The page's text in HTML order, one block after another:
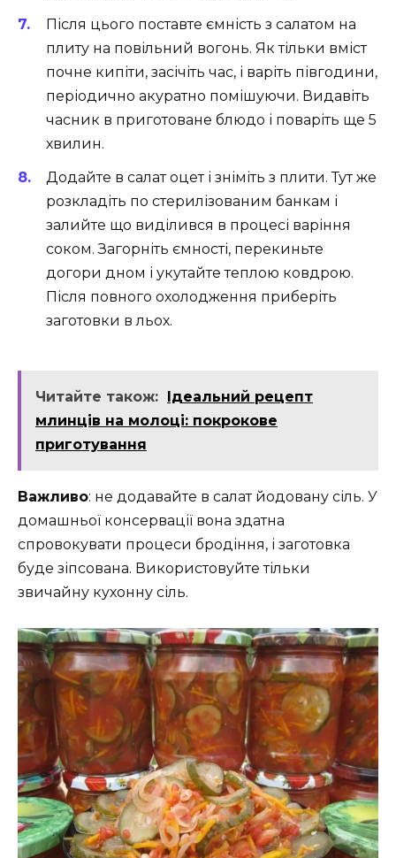
Після цього поставте ємність з салатом на
плиту на повільний вогонь. Як тільки вміст
почне кипіти, засічіть час, і варіть півгодини,
періодично акуратно помішуючи. Видавіть
часник в приготоване блюдо і поваріть ще 5
хвилин.
Додайте в салат оцет і зніміть з плити. Тут же
розкладіть по стерилізованим банкам і
залийте що виділився в процесі варіння
соком. Загорніть ємності, перекиньте
догори дном і укутайте теплою ковдрою.
Після повного охолодження приберіть
заготовки в льох.
Читайте також: Ідеальний рецепт
млинців на молоці: покрокове
приготування
Важливо: не додавайте в салат йодовану сіль. У
домашньої консервації вона здатна
спровокувати процеси бродіння, і заготовка
буде зіпсована. Використовуйте тільки
звичайну кухонну сіль.